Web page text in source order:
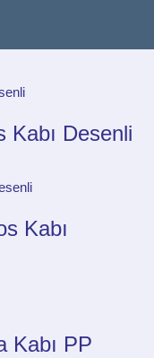
Kabı Desenli
Kabı
Kabı PP